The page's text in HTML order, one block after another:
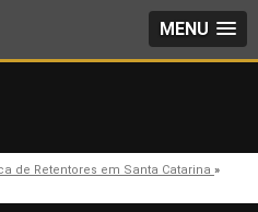
MENU
de Retentores em Santa Catarina »